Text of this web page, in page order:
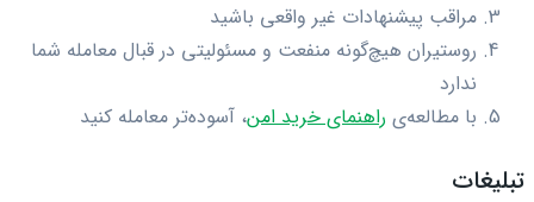
مراقب پیشنهادات غیر واقعی باشید
روستیران هیچ‌گونه منفعت و مسئولیتی در قبال معامله شما
ندارد
با مطالعه‌ی راهنمای خرید امن، آسوده‌تر معامله کنید
تبلیغات